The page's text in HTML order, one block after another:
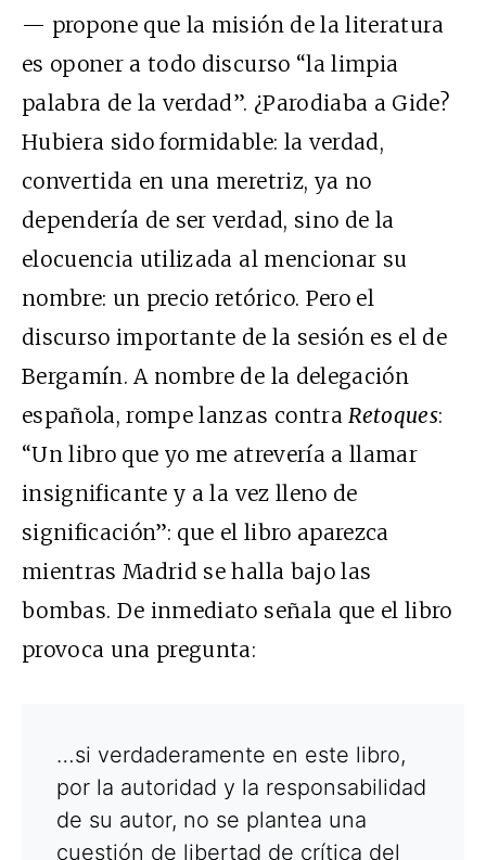
— propone que la misión de la literatura
es oponer a todo discurso “la limpia
palabra de la verdad”. ¿Parodiaba a Gide?
Hubiera sido formidable: la verdad,
convertida en una meretriz, ya no
dependería de ser verdad, sino de la
elocuencia utilizada al mencionar su
nombre: un precio retórico. Pero el
discurso importante de la sesión es el de
Bergamín. A nombre de la delegación
española, rompe lanzas contraRetoques:
“Un libro que yo me atrevería a llamar
insignificante y a la vez lleno de
significación”: que el libro aparezca
mientras Madrid se halla bajo las
bombas. De inmediato señala que el libro
provoca una pregunta:
…si verdaderamente en este libro,
por la autoridad y la responsabilidad
de su autor, no se plantea una
cuestión de libertad de crítica del